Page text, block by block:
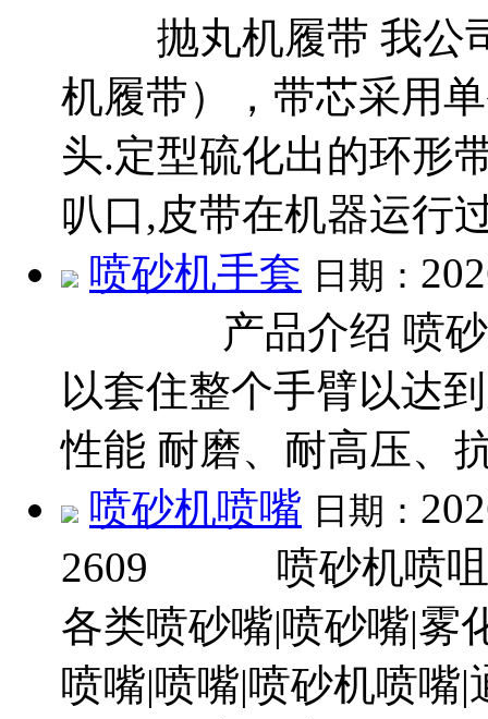
抛丸机履带 我公司
机履带），带芯采用
头.定型硫化出的环形
叭口,皮带在机器运行
喷砂机手套 日期：
产品介绍 喷砂手
以套住整个手臂以
性能 耐磨、耐高压
喷砂机喷嘴 日期：
2609
喷砂机喷咀、
各类喷砂嘴|喷砂嘴|雾
喷嘴|喷嘴|喷砂机喷嘴